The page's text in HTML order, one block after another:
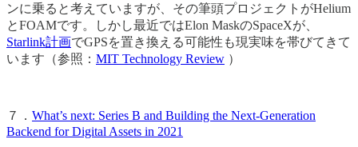
ンに乗ると考えていますが、その筆頭プロジェクトがHelium
とFOAMです。しかし最近ではElon MaskのSpaceXが、
Starlink計画でGPSを置き換える可能性も現実味を帯びてきて
います（参照： MIT Technology Review ）
７． What’s next: Series B and Building the Next-Generation
Backend for Digital Assets in 2021